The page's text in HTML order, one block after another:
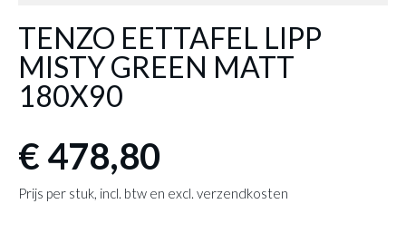
TENZO EETTAFEL LIPP
MISTY GREEN MATT
180X90
€ 478,80
Prijs per stuk, incl. btw en excl. verzendkosten